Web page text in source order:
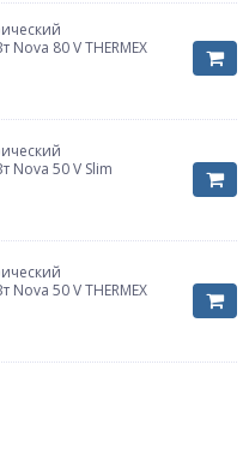
80 V THERMEX
Nova 50 V Slim
50 V THERMEX